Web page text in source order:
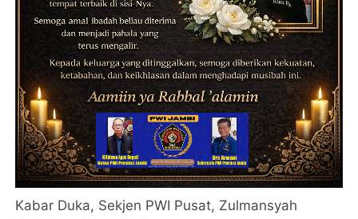
Kabar Duka, Sekjen PWI Pusat, Zulmansyah